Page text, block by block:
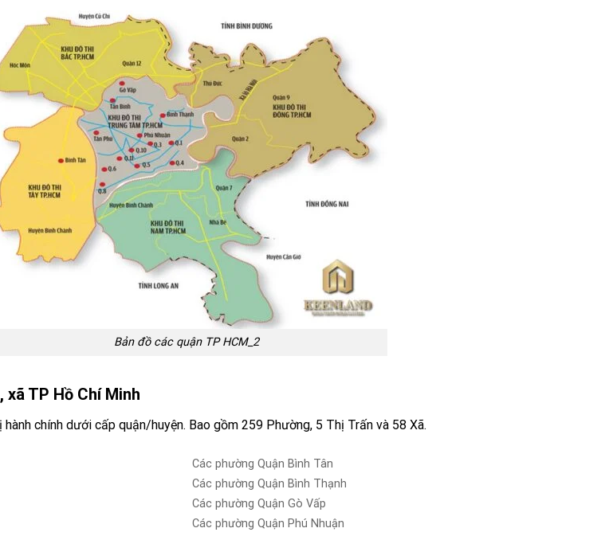
Bản đồ các quận TP HCM_2
xã TP Hồ Chí Minh
chính dưới cấp quận/huyện. Bao gồm 259 Phường, 5 Thị Trấn và 58 Xã.
Các phường Quận Bình Tân
Các phường Quận Bình Thạnh
Các phường Quận Gò Vấp
Các phường Quận Phú Nhuận